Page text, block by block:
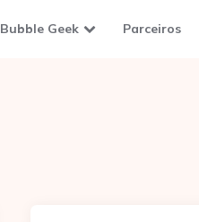
Bubble Geek Parceiros